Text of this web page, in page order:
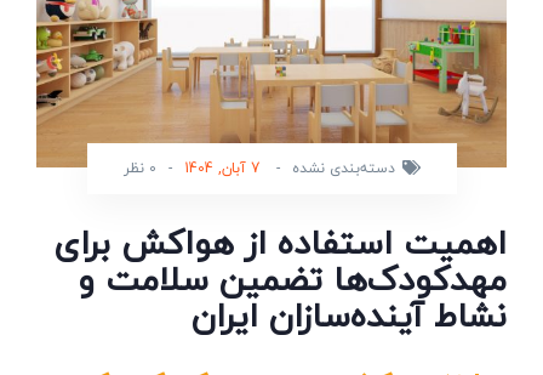
دسته‌بندی نشده - 7 آبان, 1404 - 0 نظر
اهمیت استفاده از هواکش برای
مهدکودک‌ها تضمین سلامت و
نشاط آینده‌سازان ایران